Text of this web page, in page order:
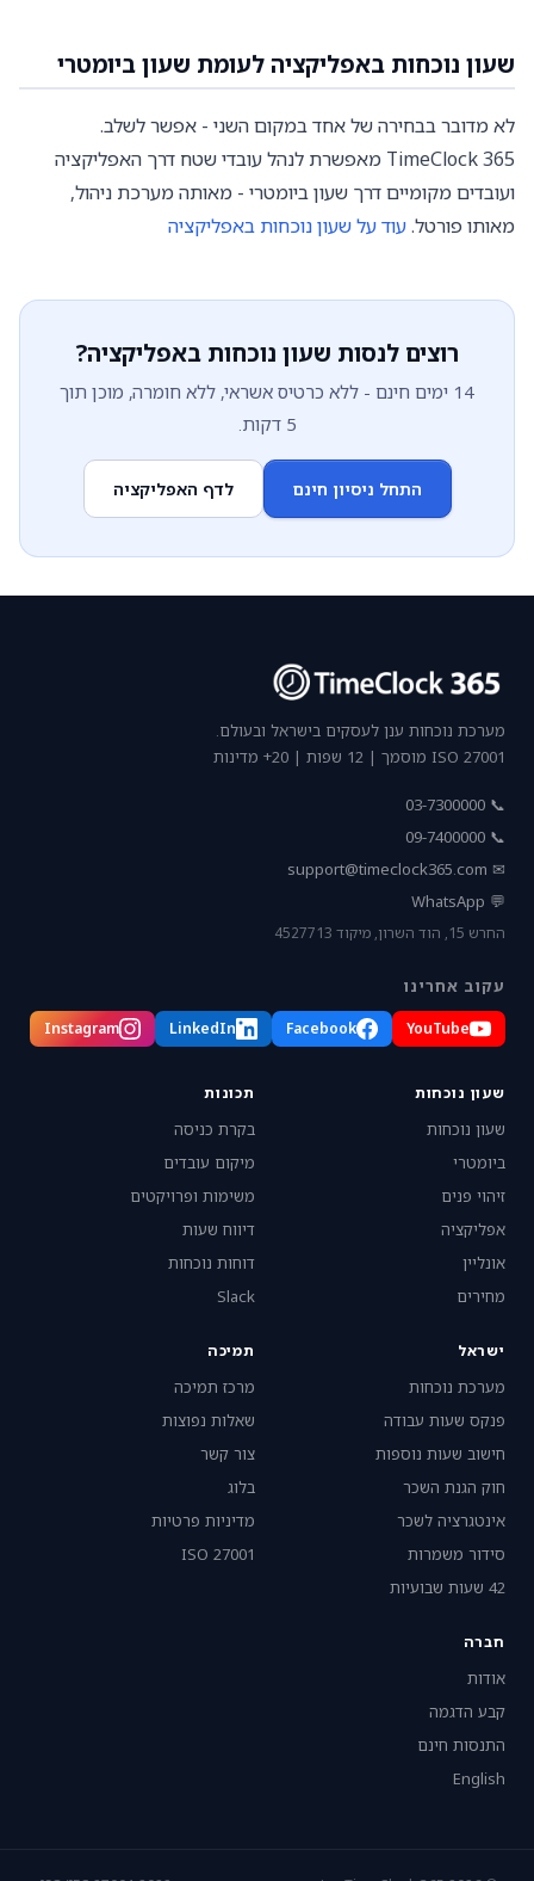
שעון נוכחות באפליקציה לעומת שעון ביומטרי
לא מדובר בבחירה של אחד במקום השני - אפשר לשלב.
TimeClock 365 מאפשרת לנהל עובדי שטח דרך האפליקציה
ועובדים מקומיים דרך שעון ביומטרי - מאותה מערכת ניהול,
מאותו פורטל.עוד על שעון נוכחות באפליקציה
רוצים לנסות שעון נוכחות באפליקציה?
14 ימים חינם - ללא כרטיס אשראי, ללא חומרה, מוכן תוך
5 דקות.
התחל ניסיון חינם לדף האפליקציה
מערכת נוכחות ענן לעסקים בישראל ובעולם.
ISO 27001 מוסמך | 12 שפות | 20+ מדינות
📞 03-7300000
📞 09-7400000
✉
support@timeclock365.com
💬 WhatsApp
החרש 15, הוד השרון, מיקוד 4527713
עקוב אחרינו
YouTube
Facebook
LinkedIn
Instagram
שעון נוכחות
שעון נוכחות
ביומטרי
זיהוי פנים
אפליקציה
אונליין
מחירים
תכונות
בקרת כניסה
מיקום עובדים
משימות ופרויקטים
דיווח שעות
דוחות נוכחות
Slack
ישראל
מערכת נוכחות
פנקס שעות עבודה
חישוב שעות נוספות
חוק הגנת השכר
אינטגרציה לשכר
סידור משמרות
42 שעות שבועיות
תמיכה
מרכז תמיכה
שאלות נפוצות
צור קשר
בלוג
מדיניות פרטיות
ISO 27001
חברה
אודות
קבע הדגמה
התנסות חינם
English